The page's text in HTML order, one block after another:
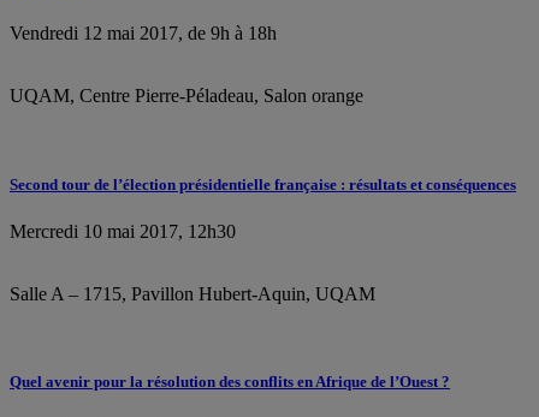
Vendredi 12 mai 2017, de 9h à 18h
UQAM, Centre Pierre-Péladeau, Salon orange
Second tour de l’élection présidentielle française : résultats et conséquences
Mercredi 10 mai 2017, 12h30
Salle A – 1715, Pavillon Hubert-Aquin, UQAM
Quel avenir pour la résolution des conflits en Afrique de l’Ouest ?